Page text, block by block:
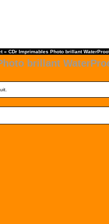
» CDr Imprimables Photo brillant
brillant